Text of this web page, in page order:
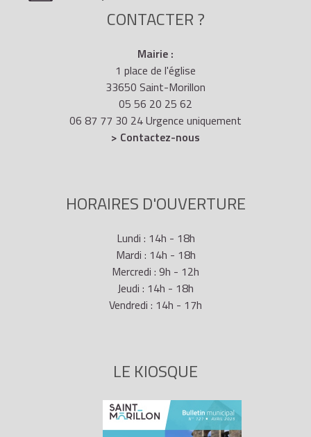
CONTACTER ?
Mairie :
1 place de l'église
33650 Saint-Morillon
05 56 20 25 62
06 87 77 30 24 Urgence uniquement
> Contactez-nous
HORAIRES D'OUVERTURE
Lundi : 14h - 18h
Mardi : 14h - 18h
Mercredi : 9h - 12h
Jeudi : 14h - 18h
Vendredi : 14h - 17h
LE KIOSQUE